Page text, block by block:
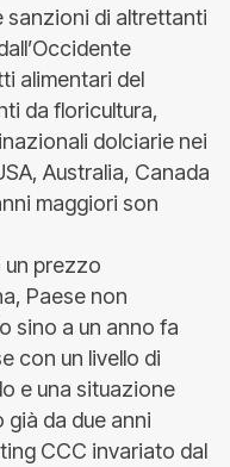
sanzioni di altrettanti
alimentari del
da floricultura,
dolciarie nei
Australia, Canada
maggiori son
un prezzo
Paese non
sino a un anno fa
con un livello di
e una situazione
da due anni
CCC invariato dal